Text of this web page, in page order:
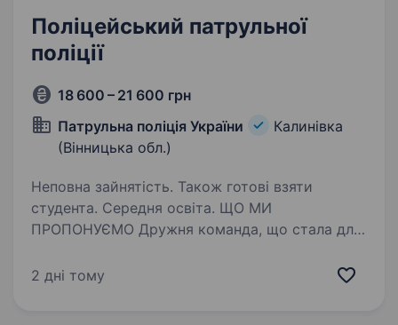
Поліцейський патрульної
поліції
18 600 – 21 600 грн
Патрульна поліція України
Калинівка
(Вінницька обл.)
Неповна зайнятість. Також готові взяти
студента. Середня освіта. ЩО МИ
ПРОПОНУЄМО Дружня команда, що стала для
та розвитку Стабільна робота у новій
2 дні тому